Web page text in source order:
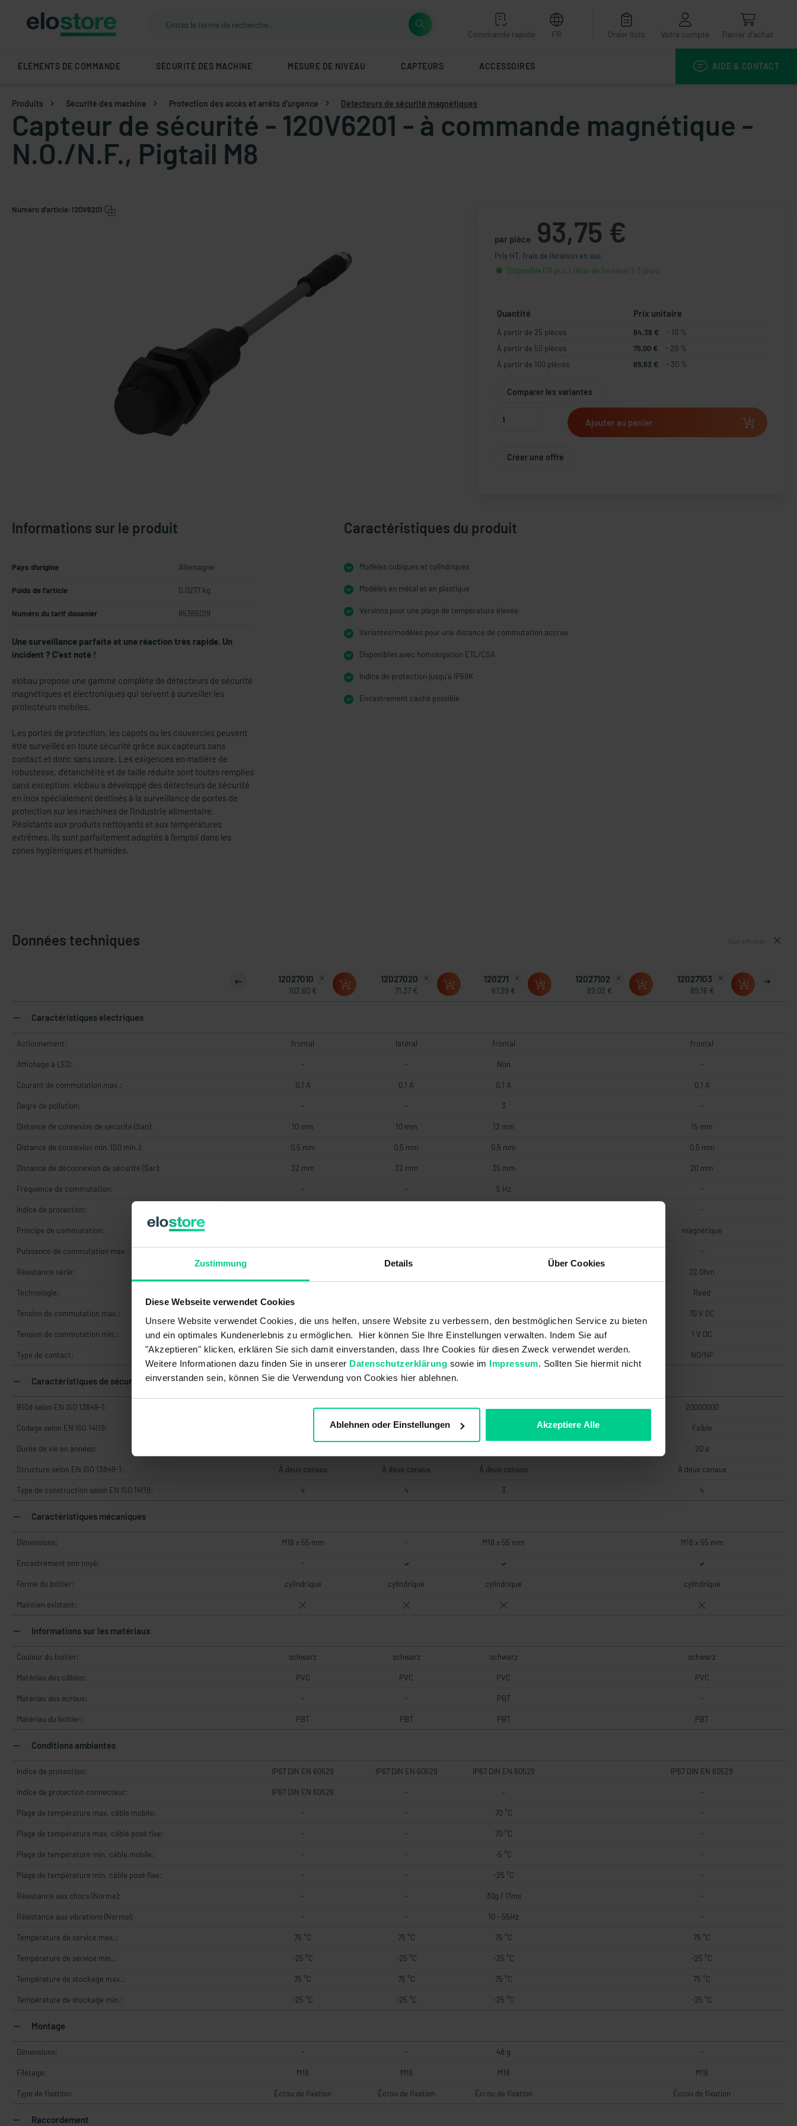
Zustimmung Details Über Cookies
Diese Webseite verwendet Cookies
Unsere Website verwendet Cookies, die uns helfen, unsere Website zu verbessern, den bestmöglichen Service zu bieten
und ein optimales Kundenerlebnis zu ermöglichen. Hier können Sie Ihre Einstellungen verwalten. Indem Sie auf
"Akzeptieren" klicken, erklären Sie sich damit einverstanden, dass Ihre Cookies für diesen Zweck verwendet werden.
Weitere Informationen dazu finden Sie in unserer Datenschutzerklärung sowie im Impressum. Sollten Sie hiermit nicht
einverstanden sein, können Sie die Verwendung von Cookies hier ablehnen.
Ablehnen oder Einstellungen Akzeptiere Alle
Commande rapide FR Order lists Votre compte Panier d'achat
ÉLÉMENTS DE COMMANDE SÉCURITÉ DES MACHINE MESURE DE NIVEAU CAPTEURS ACCESSOIRES AIDE & CONTACT
Produits Sécurité des machine Protection des accès et arrêts d'urgence Détecteurs de sécurité magnétiques
Capteur de sécurité - 120V6201 - à commande magnétique -
N.O./N.F., Pigtail M8
Numéro d'article:120V6201
par pièce 93,75 €
Prix HT, frais de livraison en sus
Disponible (10 pcs.), délai de livraison 1-3 jours
Quantité Prix unitaire
À partir de 25 pièces 84,38 €
- 10 %
À partir de 50 pièces
75,00 €
- 20 %
À partir de 100 pièces
65,63 € - 30 %
Comparer les variantes
Ajouter au panier
Créer une offre
Informations sur le produit
Pays d'origine Allemagne
Poids de l'article 0.0277 kg
Numéro du tarif douanier 85365019
Une surveillance parfaite et une réaction très rapide. Un
incident ? C’est noté !
elobau propose une gamme complète de détecteurs de sécurité
magnétiques et électroniques qui servent à surveiller les
protecteurs mobiles.
Les portes de protection, les capots ou les couvercles peuvent
être surveillés en toute sécurité grâce aux capteurs sans
contact et donc sans usure. Les exigences en matière de
robustesse, d'étanchéité et de taille réduite sont toutes remplies
sans exception. elobau a développé des détecteurs de sécurité
en inox spécialement destinés à la surveillance de portes de
protection sur les machines de l'industrie alimentaire.
Résistants aux produits nettoyants et aux températures
extrêmes, ils sont parfaitement adaptés à l'emploi dans les
zones hygiéniques et humides.
Caractéristiques du produit
Modèles cubiques et cylindriques
Modèles en métal et en plastique
Versions pour une plage de température élevée
Variantes/modèles pour une distance de commutation accrue
Disponibles avec homologation ETL/CSA
Indice de protection jusqu'à IP69K
Encastrement caché possible
Données techniques
12027010
102,60 €
12027020
71,37 €
120271
67,29 €
12027102
82,02 €
12027103
89,16 €
Caractéristiques électriques
Actionnement: frontal latéral frontal frontal
Affichage à LED: - - Non -
Courant de commutation max.: 0,1 A 0,1 A 0,1 A 0,1 A
Degré de pollution: - - 3 -
Distance de connexion de sécurité (Sao): 10 mm 10 mm 13 mm 15 mm
Distance de connexion min. (S0 min.): 0,5 mm 0,5 mm 0,5 mm 0,5 mm
Distance de déconnexion de sécurité (Sar): 32 mm 32 mm 35 mm 20 mm
Fréquence de commutation: - - 5 Hz -
Indice de protection: -
Principe de commutation: magnétique
Puissance de commutation max.: -
Résistance série: 22 Ohm
Technologie: Reed
Tension de commutation max.: 70 V DC
Tension de commutation min.: 38,4 V DC 38,4 V DC 19,2 V DC 1 V DC
Type de contact: NO/NF NO/NF NO/NF NO/NF
Caractéristiques de sécurité
B10d selon EN ISO 13849-1: 20000000 - 20000000 20000000
Codage selon EN ISO 14119: Faible Faible
Durée de vie en années: 20 a
Structure selon EN ISO 13849-1: À deux canaux À deux canaux À deux canaux À deux canaux
Type de construction selon EN ISO 14119: 4 4 3 4
Caractéristiques mécaniques
Dimensions: M18 x 55 mm - M18 x 55 mm M18 x 55 mm
Encastrement non noyé: -
Forme du boîtier: cylindrique cylindrique cylindrique cylindrique
Maintien existant:
Informations sur les matériaux
Couleur du boîtier: schwarz schwarz schwarz schwarz
Matériau des câbles: PVC PVC PVC PVC
Matériau des écrous: - - PBT -
Matériau du boîtier: PBT PBT PBT PBT
Conditions ambiantes
Indice de protection: IP67 DIN EN 60529 IP67 DIN EN 60529 IP67 DIN EN 60529 IP67 DIN EN 60529
Indice de protection connecteur: IP67 DIN EN 60529 - - -
Plage de température max. câble mobile: - - 70 °C -
Plage de température max. câble posé fixe: - - 70 °C -
Plage de température min. câble mobile: - - -5 °C -
Plage de température min. câble posé fixe: - - -25 °C -
Résistance aux chocs (Norme): - - 30g / 11ms -
Résistance aux vibrations (Norme): - - 10 - 55Hz -
Température de service max.: 75 °C 75 °C 75 °C 75 °C
Température de service min.: -25 °C -25 °C -25 °C -25 °C
Température de stockage max.: 75 °C 75 °C 75 °C 75 °C
Température de stockage min.: -25 °C -25 °C -25 °C -25 °C
Montage
Dimensions: - - 48 g -
Filetage: M18 M18 M18 M18
Type de fixation: Écrou de fixation Écrou de fixation Écrou de fixation Écrou de fixation
Raccordement